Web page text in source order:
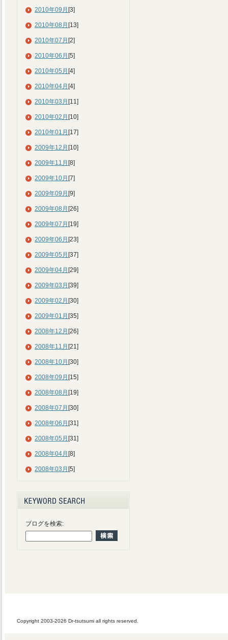
2010年09月 [3]
2010年08月 [13]
2010年07月 [2]
2010年06月 [5]
2010年05月 [4]
2010年04月 [4]
2010年03月 [11]
2010年02月 [10]
2010年01月 [17]
2009年12月 [10]
2009年11月 [8]
2009年10月 [7]
2009年09月 [9]
2009年08月 [26]
2009年07月 [19]
2009年06月 [23]
2009年05月 [37]
2009年04月 [29]
2009年03月 [39]
2009年02月 [30]
2009年01月 [35]
2008年12月 [26]
2008年11月 [21]
2008年10月 [30]
2008年09月 [15]
2008年08月 [19]
2008年07月 [30]
2008年06月 [31]
2008年05月 [31]
2008年04月 [8]
2008年03月 [5]
ブログを検索:
Copyright 2003-2026 Dr-tsutsumi all rights reserved.